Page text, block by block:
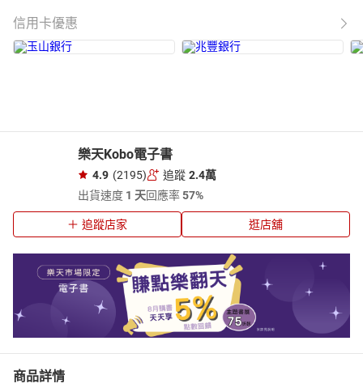
信用卡優惠
樂天Kobo電子書
4.9 (2195) 追蹤 2.4萬
出貨速度 1 天回應率57%
追蹤店家 逛店舖
商品詳情